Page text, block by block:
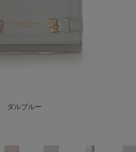
ダルブルー
オフホワイト
ピンク
ラベンダー